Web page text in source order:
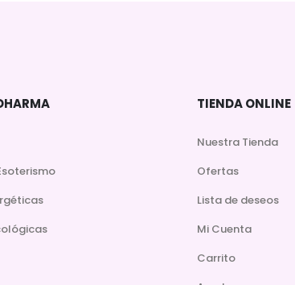
TIENDA ONLINE
Nuestra Tienda
Ofertas
Lista de deseos
Mi Cuenta
Carrito